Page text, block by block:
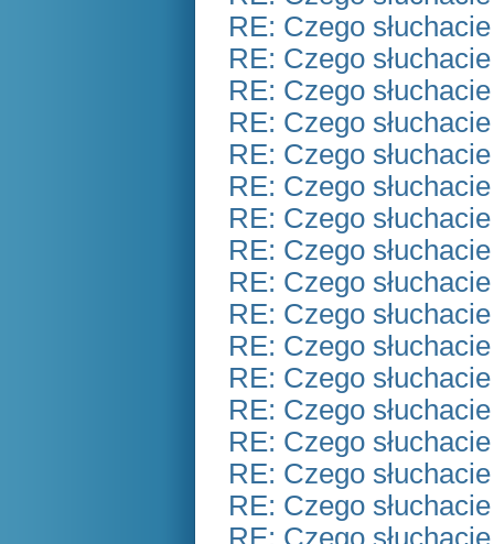
RE: Czego
RE: Czego
RE: Czego
RE: Czego
RE: Czego
RE: Czego
RE: Czego
RE: Czego
RE: Czego
RE: Czego
RE: Czego
RE: Czego
RE: Czego
RE: Czego
RE: Czego
RE: Czego
RE: Czego